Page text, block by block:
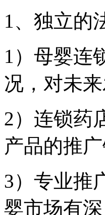
1、独立的
1）母婴连
况，对未
2）连锁药
产品的推广
3）专业推
婴市场有